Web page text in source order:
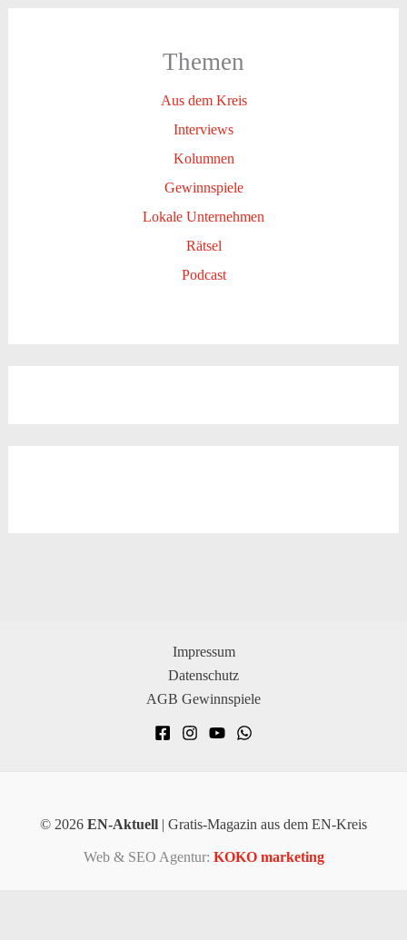
Themen
Aus dem Kreis
Interviews
Kolumnen
Gewinnspiele
Lokale Unternehmen
Rätsel
Podcast
Impressum
Datenschutz
AGB Gewinnspiele
© 2026 EN-Aktuell | Gratis-Magazin aus dem EN-Kreis
Web & SEO Agentur: KOKO marketing